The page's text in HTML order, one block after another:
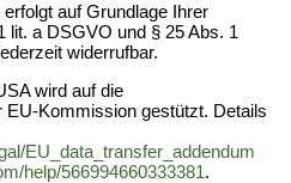
auf Grundlage Ihrer
lit. a DSGVO und § 25 Abs. 1
widerrufbar.
wird auf die
EU-Kommission gestützt. Details
EU_data_transfer_addendum
help/566994660333381.